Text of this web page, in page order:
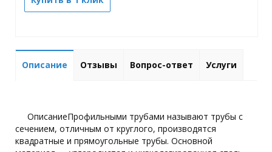
Описание Отзывы Вопрос-ответ Услуги
ОписаниеПрофильными трубами называют трубы с
сечением, отличным от круглого, производятся
квадратные и прямоугольные трубы. Основной